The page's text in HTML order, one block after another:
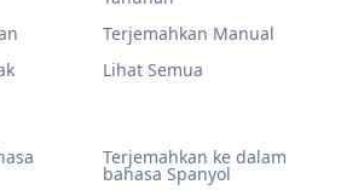
Terjemahkan Manual
Lihat Semua
Terjemahkan ke dalam
bahasa Spanyol